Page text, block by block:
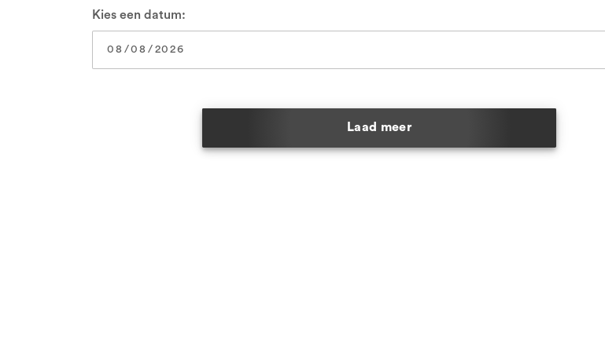
Kies een datum:
Laad meer